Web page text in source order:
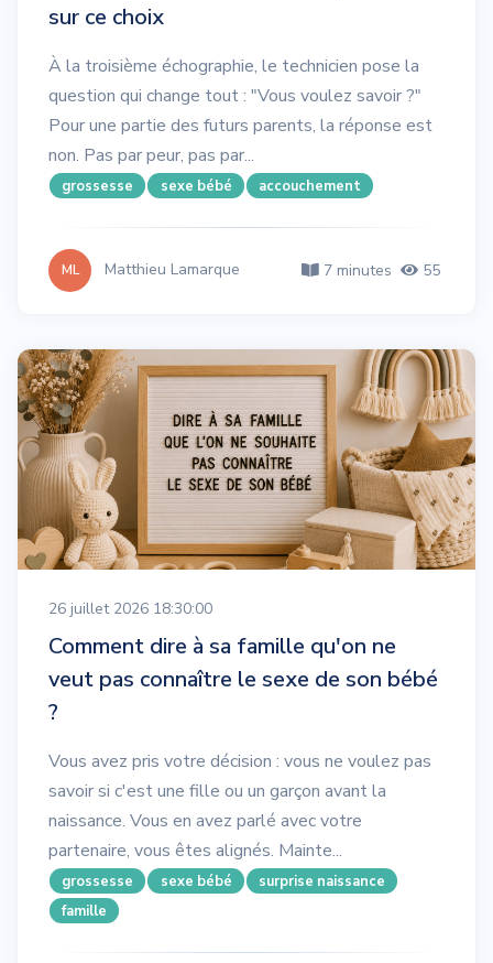
sur ce choix
À la troisième échographie, le technicien pose la
question qui change tout : "Vous voulez savoir ?"
Pour une partie des futurs parents, la réponse est
non. Pas par peur, pas par...
grossesse sexe bébé accouchement
ML Matthieu Lamarque 7 minutes 55
26 juillet 2026 18:30:00
Comment dire à sa famille qu'on ne
veut pas connaître le sexe de son bébé
?
Vous avez pris votre décision : vous ne voulez pas
savoir si c'est une fille ou un garçon avant la
naissance. Vous en avez parlé avec votre
partenaire, vous êtes alignés. Mainte...
grossesse sexe bébé
surprise naissance
famille